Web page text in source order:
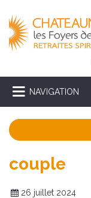
NAVIGATION
couple
26 juillet 2024